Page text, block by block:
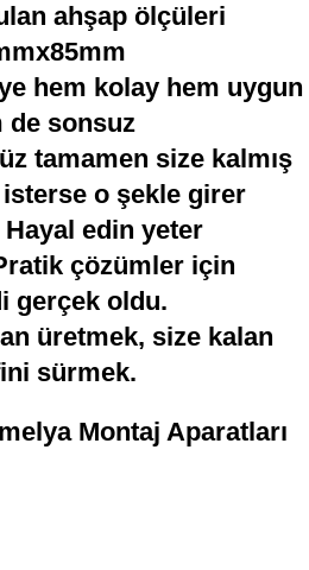
ahşap ölçüleri
hem kolay hem uygun
de sonsuz
tamamen size kalmış
isterse o şekle girer
Hayal edin yeter
çözümler için
gerçek oldu.
üretmek, size kalan
sürmek.
Montaj Aparatları